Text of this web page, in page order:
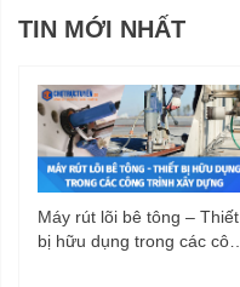
TIN MỚI NHẤT
Máy rút lõi bê tông – Thiết
bị hữu dụng trong các công